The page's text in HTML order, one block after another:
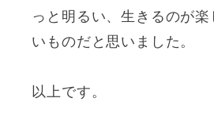
っと明るい、生きるのが楽
いものだと思いました。
以上です。